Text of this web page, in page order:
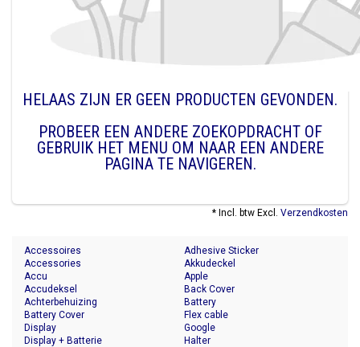
HELAAS ZIJN ER GEEN PRODUCTEN GEVONDEN.
PROBEER EEN ANDERE ZOEKOPDRACHT OF
GEBRUIK HET MENU OM NAAR EEN ANDERE
PAGINA TE NAVIGEREN.
* Incl. btw Excl. Verzendkosten
Accessoires
Accessories
Accu
Accudeksel
Achterbehuizing
Adhesive Sticker
Akkudeckel
Apple
Back Cover
Battery
Battery Cover
Display
Display + Batterie
Flex cable
Google
Halter